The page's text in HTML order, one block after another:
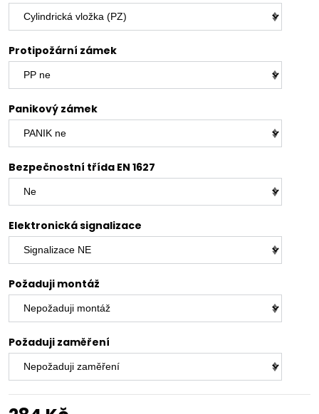
Protipožární zámek
Panikový zámek
Bezpečnostní třída EN 1627
Elektronická signalizace
Požaduji montáž
Požaduji zaměření